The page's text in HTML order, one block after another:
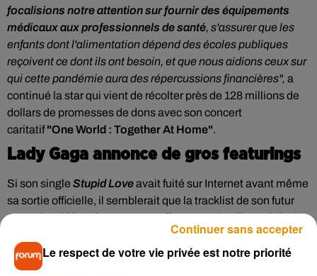
focalisions notre attention sur fournir des équipements
médicaux aux professionnels de santé, s'assurer que les
enfants dont l'alimentation dépend des écoles publiques
reçoivent ce dont ils ont besoin, et que nous aidions ceux sur
qui cette pandémie aura des répercussions financières", a
continué la star qui vient de récolter près de 128 millions de
dollars de promesses de dons avec son concert
caritatif"One World : Together At Home".
Lady Gaga annonce de gros featurings
Si son single Stupid Loveavait fuité sur Internet avant même
sa sortie officielle, il semblerait que la tracklist de son futur
opus ait subi le même sort. En effet, cette dernière a étémise
le site de la chaîne de magasins
Target, forçant Lady Gaga à annoncer elle-même tous ses
futurs titres sur Instagram il y a quelques heures. Au
Le respect de votre vie privée est notre priorité
Continuer sans accepter